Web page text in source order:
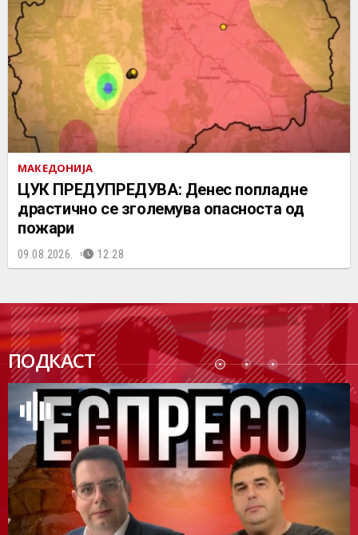
МАКЕДОНИЈА
ЦУК ПРЕДУПРЕДУВА: Денес попладне
драстично се зголемува опасноста од
пожари
09.08.2026. 12:28
ПОДКАСТ
ПОДК
АСТ